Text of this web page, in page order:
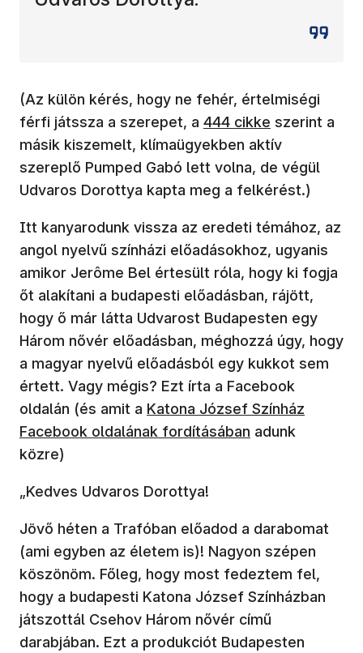
(Az külön kérés, hogy ne fehér, értelmiségi
férfi játssza a szerepet, a 444 cikke szerint a
másik kiszemelt, klímaügyekben aktív
szereplő Pumped Gabó lett volna, de végül
Udvaros Dorottya kapta meg a felkérést.)
Itt kanyarodunk vissza az eredeti témához, az
angol nyelvű színházi előadásokhoz, ugyanis
amikor Jerôme Bel értesült róla, hogy ki fogja
őt alakítani a budapesti előadásban, rájött,
hogy ő már látta Udvarost Budapesten egy
Három nővér előadásban, méghozzá úgy, hogy
a magyar nyelvű előadásból egy kukkot sem
értett. Vagy mégis? Ezt írta a Facebook
oldalán (és amit a Katona József Színház
Facebook oldalának fordításában adunk
közre)
„Kedves Udvaros Dorottya!
Jövő héten a Trafóban előadod a darabomat
(ami egyben az életem is)! Nagyon szépen
köszönöm. Főleg, hogy most fedeztem fel,
hogy a budapesti Katona József Színházban
játszottál Csehov Három nővér című
darabjában. Ezt a produkciót Budapesten